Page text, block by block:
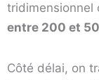
tridimensionnel
entre 200 et
Côté délai, on